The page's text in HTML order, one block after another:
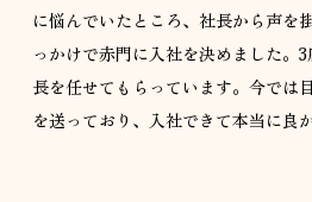
に悩んでいたところ、社長から声を
っかけで赤門に入社を決めました。
長を任せてもらっています。今では
を送っており、入社できて本当に良